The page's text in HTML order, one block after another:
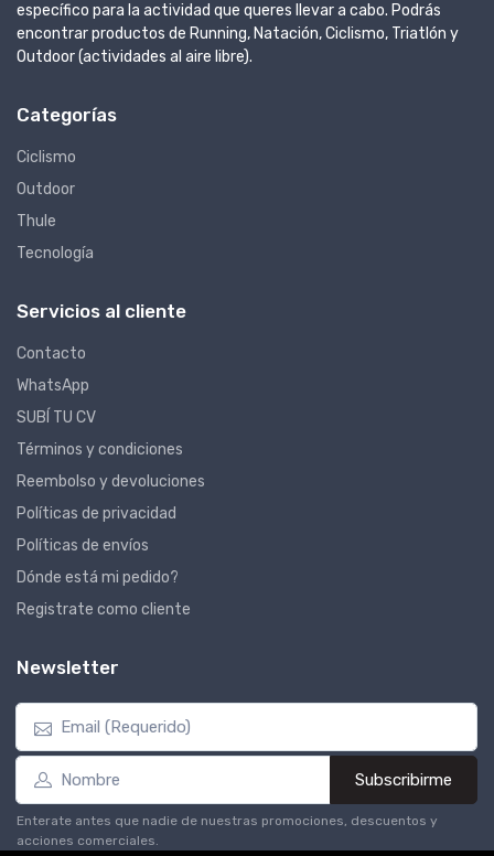
específico para la actividad que queres llevar a cabo. Podrás
encontrar productos de Running, Natación, Ciclismo, Triatlón y
Outdoor (actividades al aire libre).
Categorías
Ciclismo
Outdoor
Thule
Tecnología
Servicios al cliente
Contacto
WhatsApp
SUBÍ TU CV
Términos y condiciones
Reembolso y devoluciones
Políticas de privacidad
Políticas de envíos
Dónde está mi pedido?
Registrate como cliente
Newsletter
Subscribirme
Enterate antes que nadie de nuestras promociones, descuentos y
acciones comerciales.